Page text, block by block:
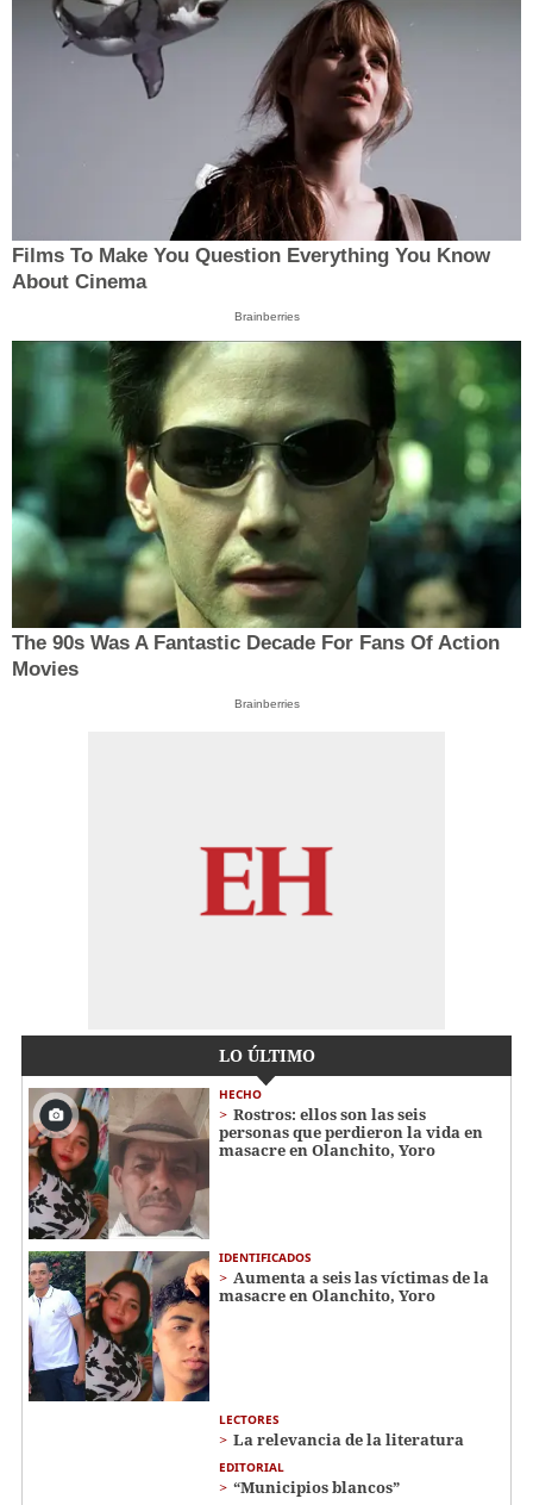
Films To Make You Question Everything You Know
About Cinema
Brainberries
The 90s Was A Fantastic Decade For Fans Of Action
Movies
Brainberries
LO ÚLTIMO
HECHO
Rostros: ellos son las seis
personas que perdieron la vida en
masacre en Olanchito, Yoro
IDENTIFICADOS
Aumenta a seis las víctimas de la
masacre en Olanchito, Yoro
LECTORES
La relevancia de la literatura
EDITORIAL
“Municipios blancos”